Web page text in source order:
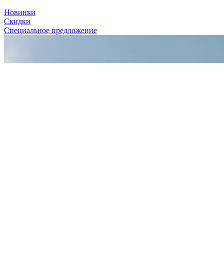
Новинки
Скидки
Специальное предложение